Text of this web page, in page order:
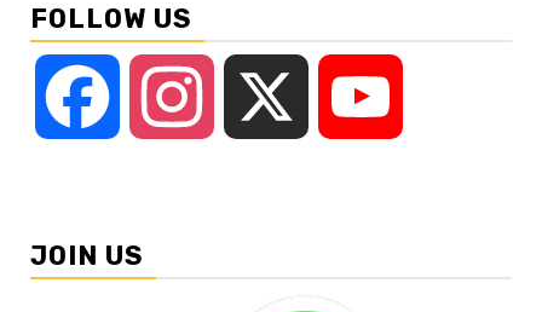
FOLLOW US
Facebook Instagram
JOIN US